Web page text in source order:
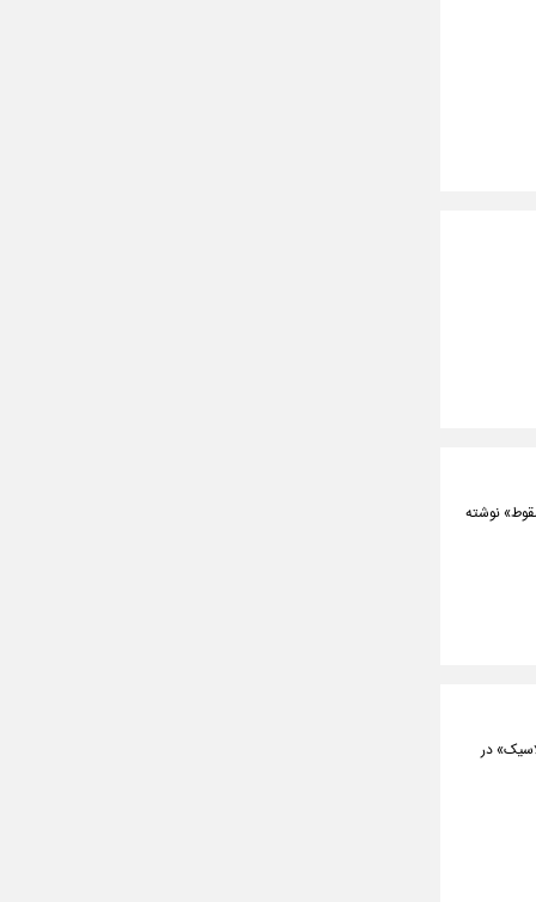
و «صدای سقوط» نوشته
در